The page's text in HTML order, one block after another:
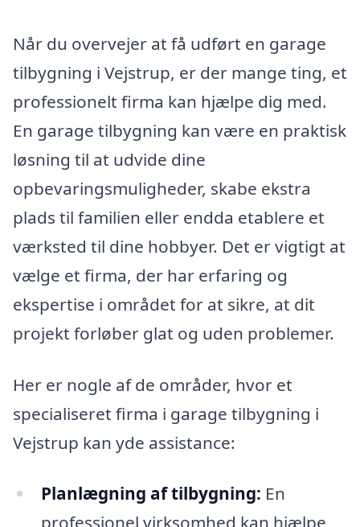
Når du overvejer at få udført en garage
tilbygning i Vejstrup, er der mange ting, et
professionelt firma kan hjælpe dig med.
En garage tilbygning kan være en praktisk
løsning til at udvide dine
opbevaringsmuligheder, skabe ekstra
plads til familien eller endda etablere et
værksted til dine hobbyer. Det er vigtigt at
vælge et firma, der har erfaring og
ekspertise i området for at sikre, at dit
projekt forløber glat og uden problemer.
Her er nogle af de områder, hvor et
specialiseret firma i garage tilbygning i
Vejstrup kan yde assistance:
Planlægning af tilbygning: En
professionel virksomhed kan hjælpe